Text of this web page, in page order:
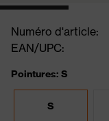
Numéro d'article:
EAN/UPC:
Pointures: S
S